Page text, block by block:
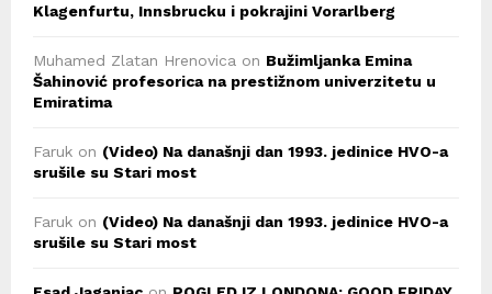
Klagenfurtu, Innsbrucku i pokrajini Vorarlberg
Muhamed Zlatan Hrenovica on Bužimljanka Emina
Šahinović profesorica na prestižnom univerzitetu u
Emiratima
Faruk on (Video) Na današnji dan 1993. jedinice HVO-a
srušile su Stari most
Faruk on (Video) Na današnji dan 1993. jedinice HVO-a
srušile su Stari most